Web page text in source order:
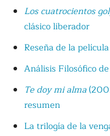
Los cuatrocientos
clásico liberador
Reseña de la película
Análisis Filosófico de
Te doy mi alma
resumen
La trilogía de la